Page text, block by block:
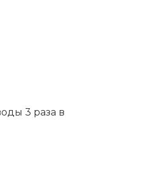
3 раза в